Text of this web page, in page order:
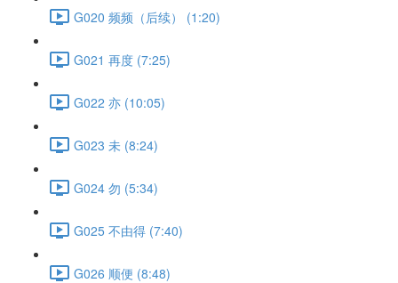
G020 频频（后续） (1:20)
G021 再度 (7:25)
G022 亦 (10:05)
G023 未 (8:24)
G024 勿 (5:34)
G025 不由得 (7:40)
G026 顺便 (8:48)